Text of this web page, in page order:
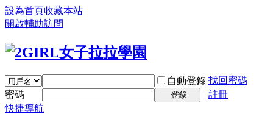
設為首頁收藏本站
開啟輔助訪問
自動登錄 找回密碼
密碼
登錄
註冊
快捷導航